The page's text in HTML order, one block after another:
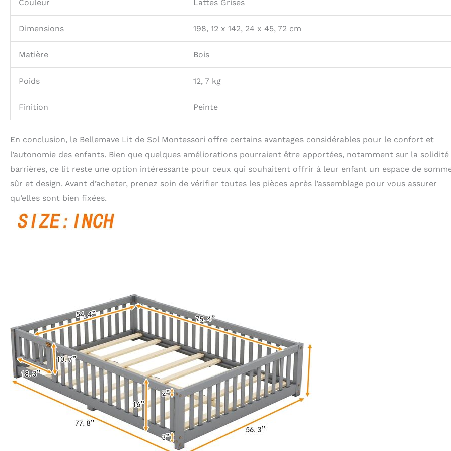
Couleur Lattes Grises
Dimensions 198, 12 x 142, 24 x 45, 72 cm
Matière Bois
Poids 12, 7 kg
Finition Peinte
En conclusion, le Bellemave Lit de Sol Montessori offre certains avantages considérables pour le confort et
l’autonomie des enfants. Bien que quelques améliorations pourraient être apportées, notamment sur la solidité
barrières, ce lit reste une option intéressante pour ceux qui souhaitent offrir à leur enfant un espace de
sûr et design. Avant d’acheter, prenez soin de vérifier toutes les pièces après l’assemblage pour vous assurer
qu’elles sont bien fixées.